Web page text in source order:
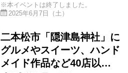
※本イベントは終了しました。
2025年6月7日（土）
二本松市「隠津島神社」に
グルメやスイーツ、ハンド
メイド作品など40店以…